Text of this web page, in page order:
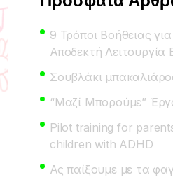
9 Τρόποι Βοήθειας
Αποδεκτή
Σουβλάκι
“Μαζί Μπορούμε”
Pilot training for
children with ADHD
Ας παίξουμε με τα